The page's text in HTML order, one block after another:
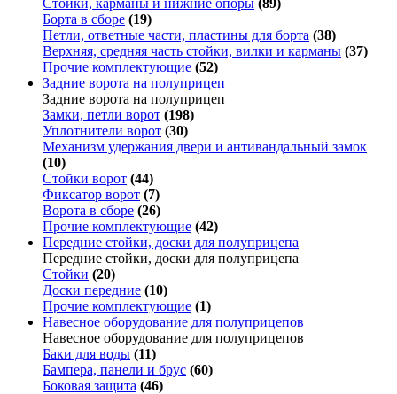
Стойки, карманы и нижние опоры (89)
Борта в сборе (19)
Петли, ответные части, пластины для борта (38)
Верхняя, средняя часть стойки, вилки и карманы (37)
Прочие комплектующие (52)
Задние ворота на полуприцеп
Задние ворота на полуприцеп
Замки, петли ворот (198)
Уплотнители ворот (30)
Механизм удержания двери и антивандальный замок
(10)
Стойки ворот (44)
Фиксатор ворот (7)
Ворота в сборе (26)
Прочие комплектующие (42)
Передние стойки, доски для полуприцепа
Передние стойки, доски для полуприцепа
Стойки (20)
Доски передние (10)
Прочие комплектующие (1)
Навесное оборудование для полуприцепов
Навесное оборудование для полуприцепов
Баки для воды (11)
Бампера, панели и брус (60)
Боковая защита (46)